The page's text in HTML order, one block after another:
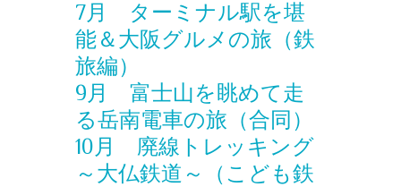
7月 ターミナル駅を堪
能＆大阪グルメの旅（鉄
旅編）
9月 富士山を眺めて走
る岳南電車の旅（合同）
10月 廃線トレッキング
～大仏鉄道～（こども鉄